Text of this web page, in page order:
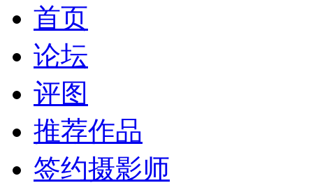
首页
论坛
评图
推荐作品
签约摄影师